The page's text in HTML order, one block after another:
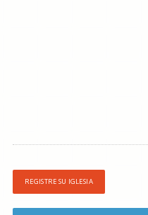
REGISTRE SU IGLESIA